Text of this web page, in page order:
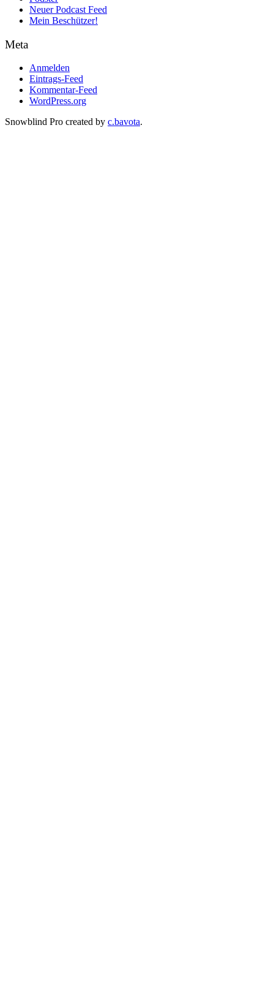
Neuer Podcast Feed
Mein Beschützer!
Meta
Anmelden
Eintrags-Feed
Kommentar-Feed
WordPress.org
Snowblind Pro created by c.bavota.